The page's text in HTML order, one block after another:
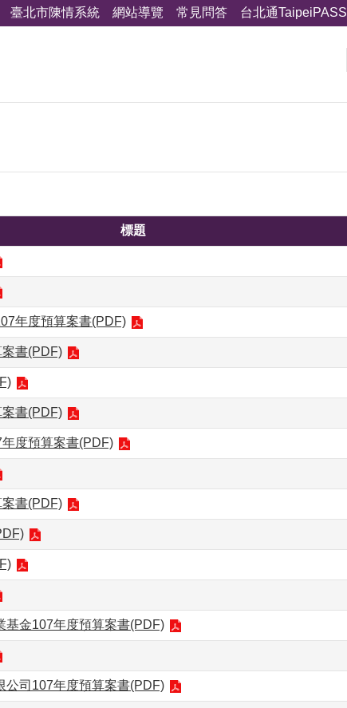
臺北市陳情系統 網站導覽 常見問答 台北通TaipeiPASS
標題
年度預算案書(PDF)
書(PDF)
書(PDF)
度預算案書(PDF)
書(PDF)
基金107年度預算案書(PDF)
公司107年度預算案書(PDF)